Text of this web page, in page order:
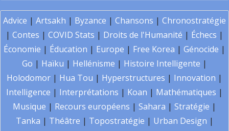
Advice | Artsakh | Byzance | Chansons | Chronostratégie
| Contes | COVID Stats | Droits de l'Humanité | Échecs |
Économie | Éducation | Europe | Free Korea | Génocide |
Go | Haïku | Hellénisme | Histoire Intelligente |
Holodomor | Hua Tou | Hyperstructures | Innovation |
Intelligence | Interprétations | Koan | Mathématiques |
Musique | Recours européens | Sahara | Stratégie |
Tanka | Théâtre | Topostratégie | Urban Design |